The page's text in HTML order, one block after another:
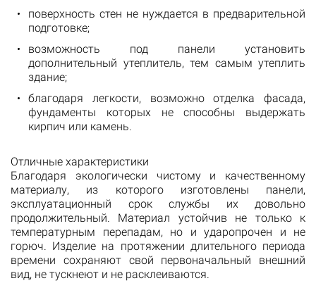
поверхность стен не нуждается в предварительной
подготовке;
возможность под панели установить
дополнительный утеплитель, тем самым утеплить
здание;
благодаря легкости, возможно отделка фасада,
фундаменты которых не способны выдержать
кирпич или камень.
Отличные характеристики
Благодаря экологически чистому и качественному
материалу, из которого изготовлены панели,
эксплуатационный срок службы их довольно
продолжительный. Материал устойчив не только к
температурным перепадам, но и ударопрочен и не
горюч. Изделие на протяжении длительного периода
времени сохраняют свой первоначальный внешний
вид, не тускнеют и не расклеиваются.